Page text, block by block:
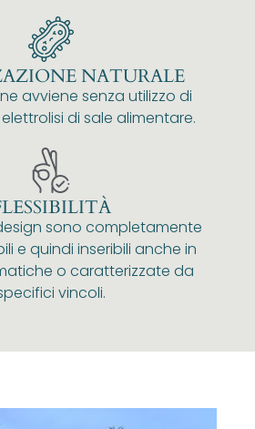
NATURALE
avviene senza utilizzo di
di sale alimentare.
sono completamente
e quindi inseribili anche in
o caratterizzate da
vincoli.